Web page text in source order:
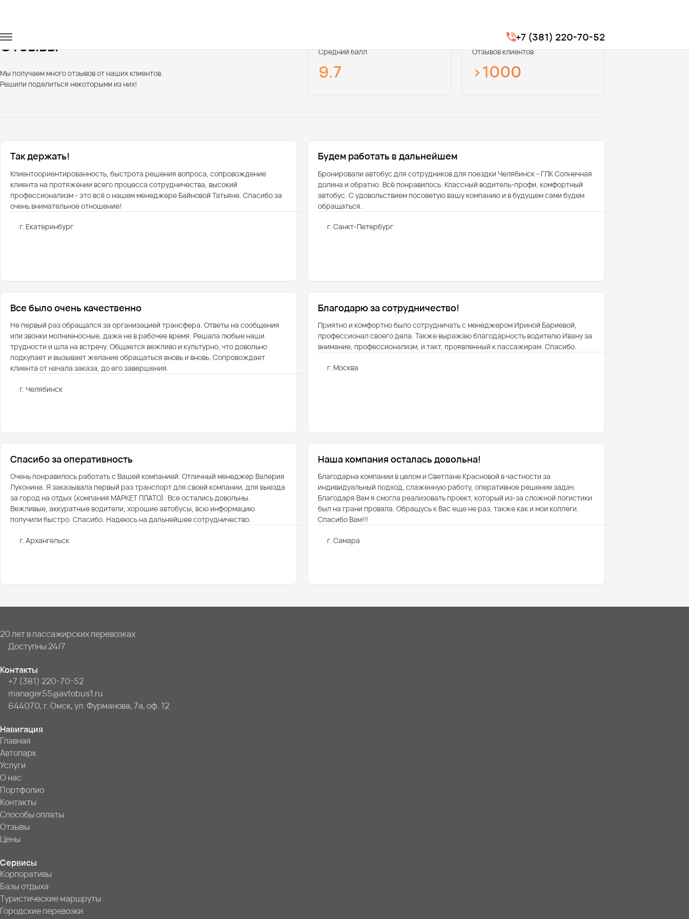
+7 (381) 220-70-52
Отзывы
Мы получаем много отзывов от наших клиентов.
Решили поделиться некоторыми из них!
Средний балл
9.7
Отзывов клиентов
>1000
Так держать!
Клиентоориентированность, быстрота решения вопроса, сопровождение
клиента на протяжении всего процесса сотрудничества, высокий
профессионализм - это всё о нашем менеджере Байновой Татьяне. Спасибо за
очень внимательное отношение!
г. Екатеринбург
Будем работать в дальнейшем
Бронировали автобус для сотрудников для поездки Челябинск - ГЛК Солнечная
долина и обратно. Всё понравилось. Классный водитель-профи, комфортный
автобус. С удовольствием посоветую вашу компанию и в будущем сами будем
обращаться.
г. Санкт-Петербург
Все было очень качественно
Не первый раз обращался за организацией трансфера. Ответы на сообщения
или звонки молниеносные, даже не в рабочее время. Решала любые наши
трудности и шла на встречу. Общается вежливо и культурно, что довольно
подкупает и вызывает желание обращаться вновь и вновь. Сопровождает
клиента от начала заказа, до его завершения.
г. Челябинск
Благодарю за сотрудничество!
Приятно и комфортно было сотрудничать с менеджером Ириной Бариевой,
профессионал своего дела. Также выражаю благодарность водителю Ивану за
внимание, профессионализм, и такт, проявленный к пассажирам. Спасибо.
г. Москва
Спасибо за оперативность
Очень понравилось работать с Вашей компанией. Отличный менеджер Валерия
Луконина. Я заказывала первый раз транспорт для своей компании, для выезда
за город на отдых (компания МАРКЕТ ПЛАТО). Все остались довольны.
Вежливые, аккуратные водители, хорошие автобусы, всю информацию
получили быстро. Спасибо. Надеюсь на дальнейшее сотрудничество.
г. Архангельск
Наша компания осталась довольна!
Благодарна компании в целом и Светлане Красновой в частности за
индивидуальный подход, слаженную работу, оперативное решение задач.
Благодаря Вам я смогла реализовать проект, который из-за сложной логистики
был на грани провала. Обращусь к Вас еще не раз, также как и мои коллеги.
Спасибо Вам!!!
г. Самара
20 лет в пассажирских перевозках
Доступны 24/7
Контакты
+7 (381) 220-70-52
manager55@avtobus1.ru
644070, г. Омск, ул. Фурманова, 7а, оф. 12
Навигация
Главная
Автопарк
Услуги
О нас
Портфолио
Контакты
Способы оплаты
Отзывы
Цены
Сервисы
Корпоративы
Базы отдыха
Туристические маршруты
Городские перевозки